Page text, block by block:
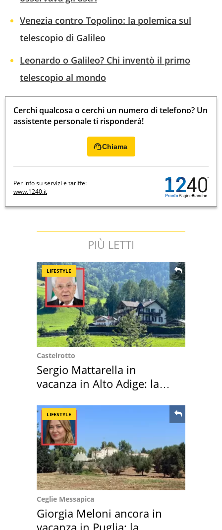
Venezia contro Topolino: la polemica sul
telescopio di Galileo
Leonardo o Galileo? Chi inventò il primo
telescopio al mondo
Cerchi qualcosa o cerchi un numero di telefono? Un
assistente personale ti risponderà!
Chiama
Per info su servizi e tariffe:
www.1240.it
PIÙ LETTI
LIFESTYLE
Castelrotto
Sergio Mattarella in
vacanza in Alto Adige: la
LIFESTYLE
Ceglie Messapica
Giorgia Meloni ancora in
vacanza in Puglia: la